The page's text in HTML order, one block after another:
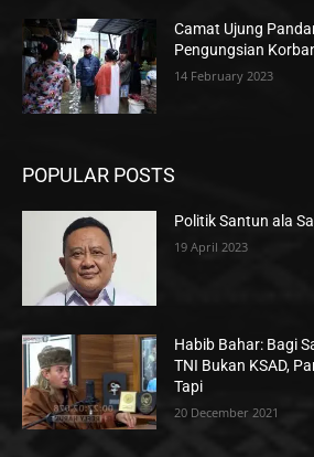
Camat Ujung
Pengungsian
14 February 2023
POPULAR POSTS
Politik Santun ala
19 April 2023
Habib Bahar: Bagi
TNI Bukan KSAD,
Tapi
20 December 2021